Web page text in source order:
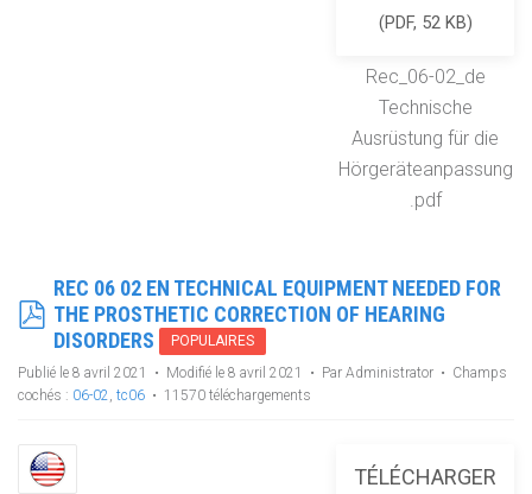
(PDF, 52 KB)
Rec_06-02_de
Technische
Ausrüstung für die
Hörgeräteanpassung
.pdf
PDF
REC 06 02 EN TECHNICAL EQUIPMENT NEEDED FOR
THE PROSTHETIC CORRECTION OF HEARING
DISORDERS
POPULAIRES
Publié le 8 avril 2021
Modifié le 8 avril 2021 Par Administrator
Champs
cochés : 06-02 tc06 11570 téléchargements
TÉLÉCHARGER